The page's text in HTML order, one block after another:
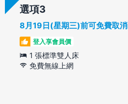
選項
8月19日(星期三)前可免費取消
登入享會員價
1 張標準雙人床
免費無線上網